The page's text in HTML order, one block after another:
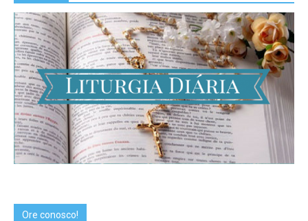
Ore conosco!